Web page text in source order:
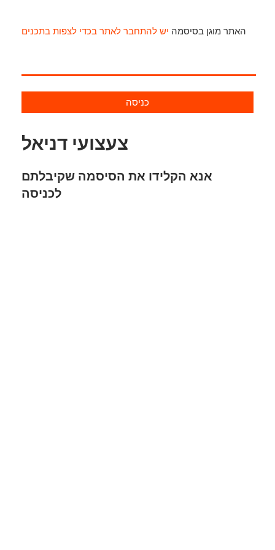
האתר מוגן בסיסמה יש להתחבר לאתר בכדי לצפות בתכנים
כניסה
צעצועי דניאל
אנא הקלידו את הסיסמה שקיבלתם
לכניסה